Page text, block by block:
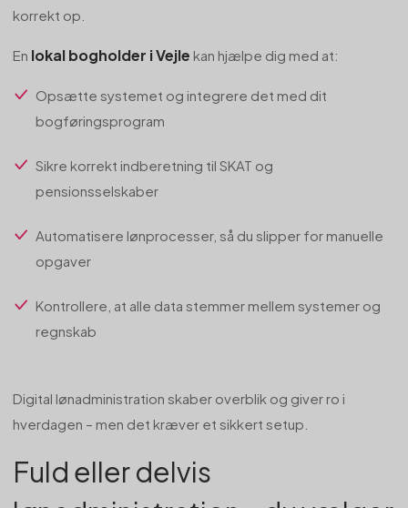
korrekt op.
En lokal bogholder i Vejle kan hjælpe dig med at:
Opsætte systemet og integrere det med dit
bogføringsprogram
Sikre korrekt indberetning til SKAT og
pensionsselskaber
Automatisere lønprocesser, så du slipper for manuelle
opgaver
Kontrollere, at alle data stemmer mellem systemer og
regnskab
Digital lønadministration skaber overblik og giver ro i
hverdagen – men det kræver et sikkert setup.
Fuld eller delvis